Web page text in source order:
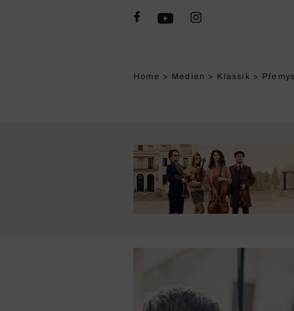
Home > Medien > Klassik >